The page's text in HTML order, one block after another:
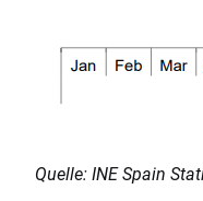
Quelle: INE Spain